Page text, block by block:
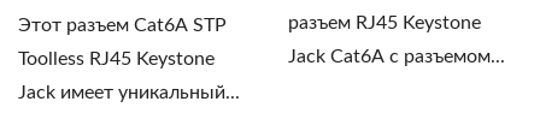
Этот разъем Cat6A STP
Toolless RJ45 Keystone
Jack имеет уникальный...
разъем RJ45 Keystone
Jack Cat6A с разъемом...